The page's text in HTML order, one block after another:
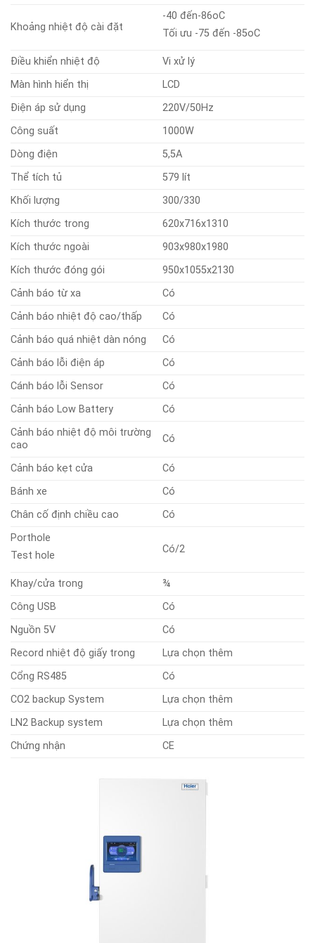
Khoảng nhiệt độ cài đặt
-40 đến-86oC
Tối ưu -75 đến -85oC
Điều khiển nhiệt độ
Vi xử lý
Màn hình hiển thị
LCD
Điện áp sử dụng
220V/50Hz
Công suất
1000W
Dòng điện
5,5A
Thể tích tủ
579 lít
Khối lượng
300/330
Kích thước trong
620x716x1310
Kích thước ngoài
903x980x1980
Kích thước đóng gói
950x1055x2130
Cảnh báo từ xa
Có
Cảnh báo nhiệt độ cao/thấp
Có
Cảnh báo quá nhiệt dàn nóng
Có
Cảnh báo lỗi điện áp
Có
Cánh báo lỗi Sensor
Có
Cảnh báo Low Battery
Có
Cảnh báo nhiệt độ môi trường
cao
Có
Cảnh báo kẹt cửa
Có
Bánh xe
Có
Chân cố định chiều cao
Có
Porthole
Test hole
Có/2
Khay/cửa trong
¾
Công USB
Có
Nguồn 5V
Có
Record nhiệt độ giấy trong
Lựa chọn thêm
Cổng RS485
Có
CO2 backup System
Lựa chọn thêm
LN2 Backup system
Lựa chọn thêm
Chứng nhận
CE